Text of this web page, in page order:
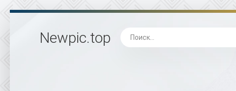
Newpic.top